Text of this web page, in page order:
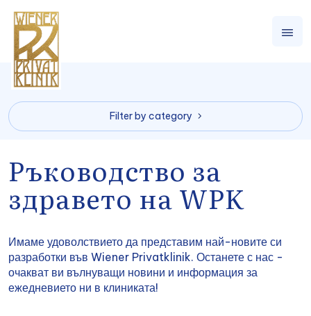
Filter by category
Ръководство за
здравето на WPK
Имаме удоволствието да представим най-новите си
разработки във Wiener Privatklinik. Останете с нас -
очакват ви вълнуващи новини и информация за
ежедневието ни в клиниката!